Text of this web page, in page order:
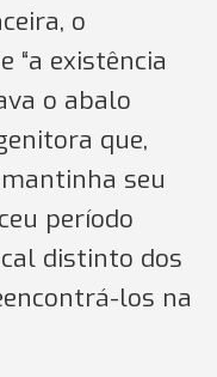
o
“a existência
o abalo
que,
seu
período
distinto dos
los na